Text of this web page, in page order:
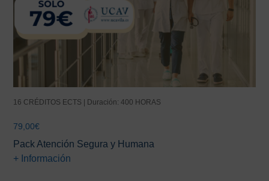
16 CRÉDITOS ECTS | Duración: 400 HORAS
79,00€
Pack Atención Segura y Humana
+ Información